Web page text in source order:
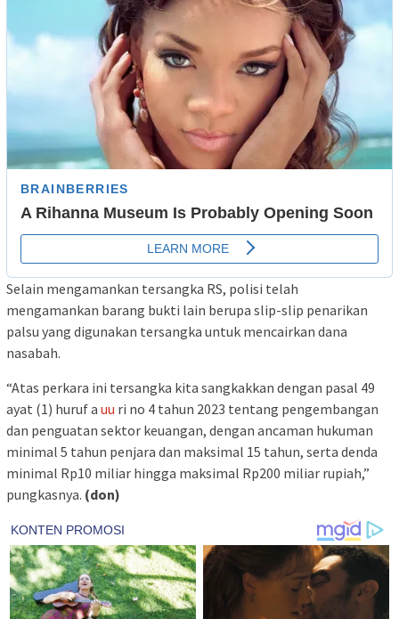
Selain mengamankan tersangka RS, polisi telah
mengamankan barang bukti lain berupa slip-slip penarikan
palsu yang digunakan tersangka untuk mencairkan dana
nasabah.
“Atas perkara ini tersangka kita sangkakkan dengan pasal 49
ayat (1) huruf a uu ri no 4 tahun 2023 tentang pengembangan
dan penguatan sektor keuangan, dengan ancaman hukuman
minimal 5 tahun penjara dan maksimal 15 tahun, serta denda
minimal Rp10 miliar hingga maksimal Rp200 miliar rupiah,”
pungkasnya. (don)